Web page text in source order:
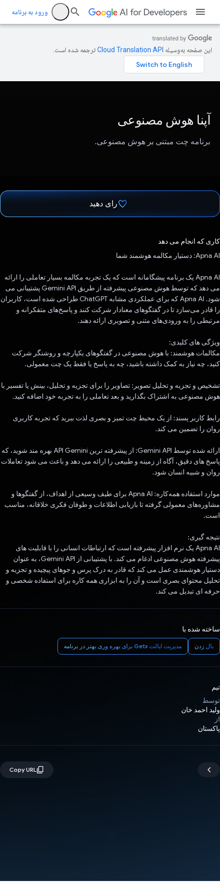
ورود به برنامه
این صفحه به‌وسیله ترجمه شده است.
آپنا هوش مصنوعی
برنامه چت مبتنی بر هوش مصنوعی.
رای دهید
کاری که انجام می دهد
Apna AI: دستیار مکالمه هوشمند شما
Apna AI یک برنامه پیشگامانه است که یک تجربه مکالمه بسیار تعاملی را ارائه
می دهد که توسط هوش مصنوعی پیشرفته از طریق Gemini API پشتیبانی می
شود. Apna AI که برای عملکردی مشابه ChatGPT طراحی شده است، کاربران
را قادر می‌سازد تا در گفتگوهای معنادار شرکت کنند و پاسخ‌های متفکرانه و
مرتبطی را به ورودی‌های متنی و تصویری ارائه دهند.
ویژگی های کلیدی:
مکالمات هوشمند: با هوش مصنوعی در گفتگوهای یکپارچه و روشنگر شرکت
کنید، چه نیاز به کمک داشته باشید، چه به پاسخ یا فقط یک چت معمولی.
تشخیص و تجزیه و تحلیل تصویر: تصاویر را برای تجزیه و تحلیل، بینش یا تفسیر با
هوش مصنوعی به اشتراک بگذارید و بعد تعاملی را به تجربه خود اضافه کنید.
رابط کاربر پسند: از یک محیط چت تمیز و بصری لذت ببرید که تجربه کاربری
روان را تضمین می کند.
ارائه شده توسط Gemini API: از پیشرفته ترین API Gemini بهره مند شوید، که
پاسخ های دقیق، آگاه از زمینه و طبیعی را ارائه می دهد و باعث می شود تعاملات
روان و شبیه انسان شود.
موارد استفاده همه‌کاره: Apna AI برای طیف وسیعی از اهداف، از گفتگوها و
مشاوره‌های معمولی گرفته تا بازیابی اطلاعات و طوفان فکری خلاقانه، مناسب
است.
نتیجه گیری:
Apna AI یک نرم افزار پیشرفته است که ارتباطات انسانی را با قابلیت های
پیشرفته هوش مصنوعی ادغام می کند. با پشتیبانی از Gemini API، به عنوان
دستیار هوشمندی عمل می کند که قادر به درک پرس و جوهای پیچیده و تجزیه و
تحلیل محتوای بصری است و آن را به ابزاری همه کاره برای استفاده شخصی و
حرفه ای تبدیل می کند.
ساخته شده با
بال زدن مدیریت ایالت Getx برای بهره وری بهتر در برنامه
تیم
توسط
ولید احمد خان
از
پاکستان